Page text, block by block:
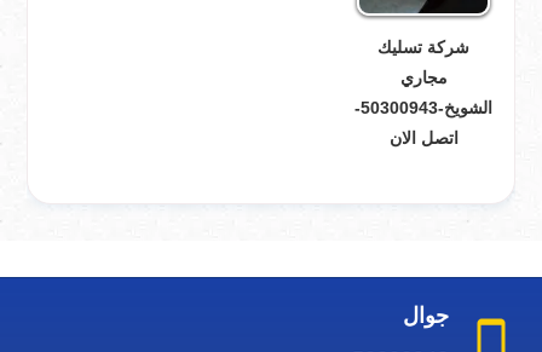
شركة تسليك
مجاري
الشويخ-50300943-
اتصل الان
جوال